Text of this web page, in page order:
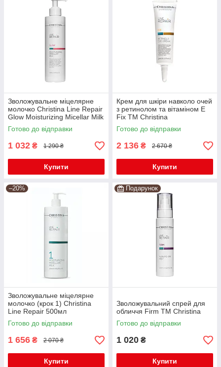
Зволожувальне міцелярне
молочко Christina Line Repair
Glow Moisturizing Micellar Milk
300мл
Готово до відправки
1 032 ₴ 1 290 ₴
Купити
Крем для шкіри навколо очей
з ретинолом та вітаміном Е
Fix TM Christina
Готово до відправки
2 136 ₴ 2 670 ₴
Купити
–20%
Зволожувальне міцелярне
молочко (крок 1) Christina
Line Repair 500мл
Готово до відправки
1 656 ₴ 2 070 ₴
Купити
Подарунок
Зволожувальний спрей для
обличчя Firm TM Christina
Готово до відправки
1 020 ₴
Купити